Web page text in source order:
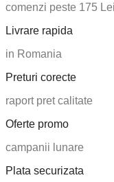
comenzi peste 175 Lei
Livrare rapida
in Romania
Preturi corecte
raport pret calitate
Oferte promo
campanii lunare
Plata securizata